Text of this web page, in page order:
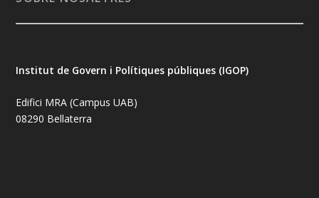
Institut de Govern i Polítiques públiques (IGOP)
Edifici MRA (Campus UAB)
08290 Bellaterra